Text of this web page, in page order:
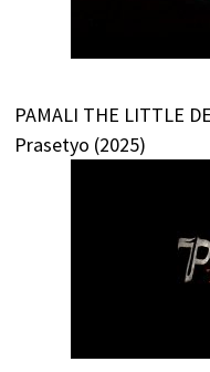
PAMALI THE LITTLE
Prasetyo (2025)